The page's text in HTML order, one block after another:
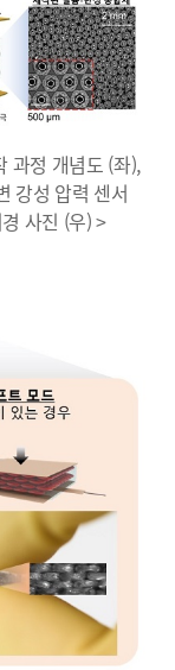
과정 개념도 (좌),
강성 압력 센서
사진 (우) >